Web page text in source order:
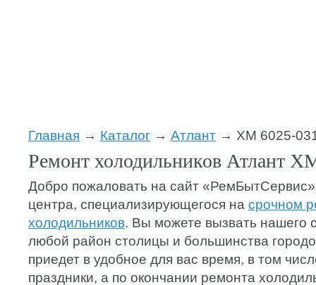
Главная → Каталог → Атлант → ХМ 6025-
Ремонт холодильников Атлант
Добро пожаловать на сайт «РемБытСервис»
центра, специализирующегося на срочном
холодильников. Вы можете вызвать нашего
любой район столицы и большинства
приедет в удобное для вас время, в том
праздники, а по окончании ремонта